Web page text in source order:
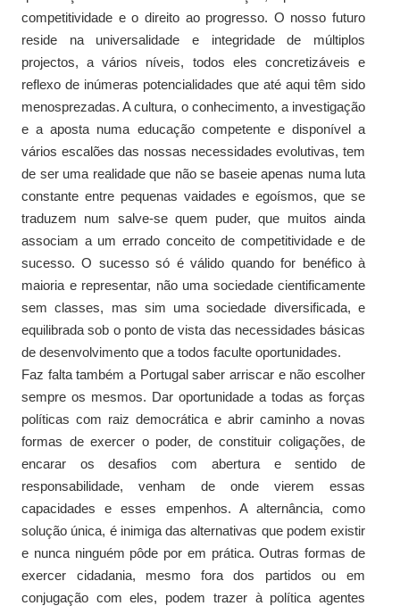
competitividade e o direito ao progresso. O nosso futuro
reside na universalidade e integridade de múltiplos
projectos, a vários níveis, todos eles concretizáveis e
reflexo de inúmeras potencialidades que até aqui têm sido
menosprezadas. A cultura, o conhecimento, a investigação
e a aposta numa educação competente e disponível a
vários escalões das nossas necessidades evolutivas, tem
de ser uma realidade que não se baseie apenas numa luta
constante entre pequenas vaidades e egoísmos, que se
traduzem num salve-se quem puder, que muitos ainda
associam a um errado conceito de competitividade e de
sucesso. O sucesso só é válido quando for benéfico à
maioria e representar, não uma sociedade cientificamente
sem classes, mas sim uma sociedade diversificada, e
equilibrada sob o ponto de vista das necessidades básicas
de desenvolvimento que a todos faculte oportunidades.
Faz falta também a Portugal saber arriscar e não escolher
sempre os mesmos. Dar oportunidade a todas as forças
políticas com raiz democrática e abrir caminho a novas
formas de exercer o poder, de constituir coligações, de
encarar os desafios com abertura e sentido de
responsabilidade, venham de onde vierem essas
capacidades e esses empenhos. A alternância, como
solução única, é inimiga das alternativas que podem existir
e nunca ninguém pôde por em prática. Outras formas de
exercer cidadania, mesmo fora dos partidos ou em
conjugação com eles, podem trazer à política agentes